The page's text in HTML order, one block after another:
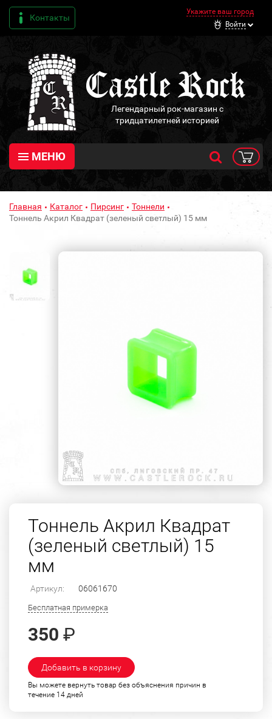
Контакты
Укажите ваш город
Войти
Легендарный рок-магазин с
тридцатилетней историей
МЕНЮ
Главная Каталог Пирсинг
Тоннели
Тоннель Акрил Квадрат (зеленый светлый) 15 мм
Тоннель Акрил Квадрат
(зеленый светлый) 15
мм
Артикул: 06061670
Бесплатная примерка
350 ₽
Добавить в корзину
Вы можете вернуть товар без объяснения причин в
течение 14 дней